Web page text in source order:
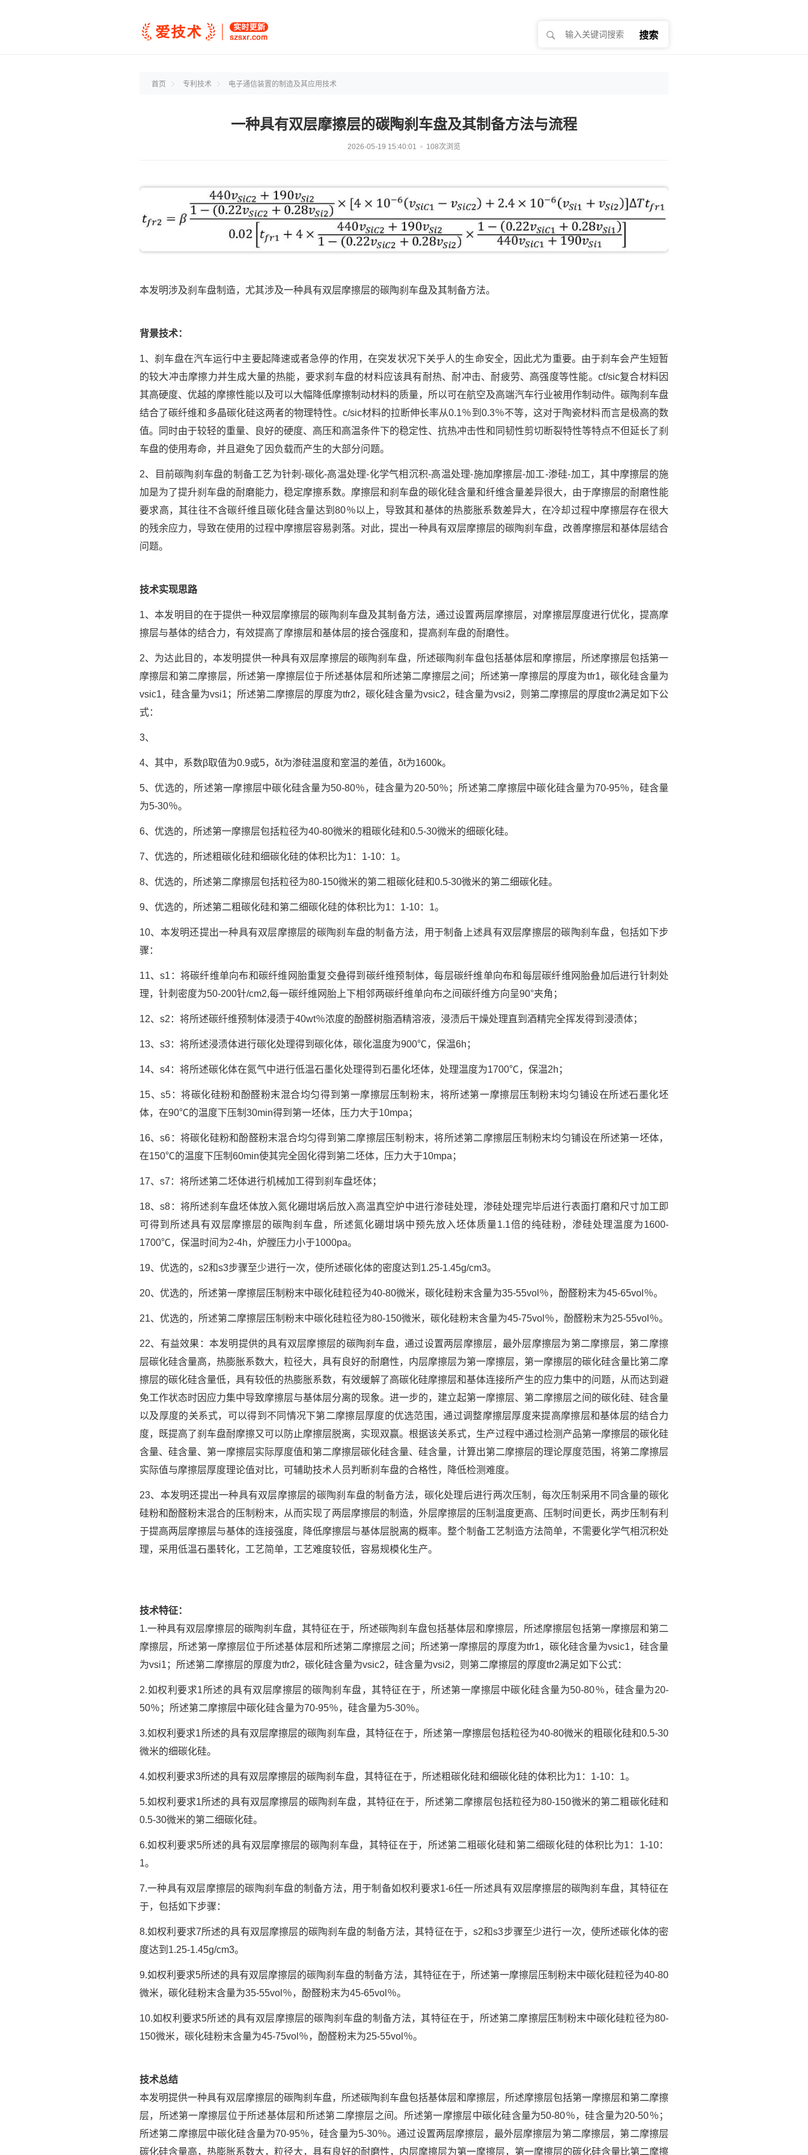
搜索
首页 专利技术 电子通信装置的制造及其应用技术
一种具有双层摩擦层的碳陶刹车盘及其制备方法与流程
2026-05-19 15:40:01 108次浏览
本发明涉及刹车盘制造，尤其涉及一种具有双层摩擦层的碳陶刹车盘及其制备方法。
背景技术：
1、刹车盘在汽车运行中主要起降速或者急停的作用，在突发状况下关乎人的生命安全，因此尤为重要。由于刹车会产生短暂
的较大冲击摩擦力并生成大量的热能，要求刹车盘的材料应该具有耐热、耐冲击、耐疲劳、高强度等性能。cf/sic复合材料因
其高硬度、优越的摩擦性能以及可以大幅降低摩擦制动材料的质量，所以可在航空及高端汽车行业被用作制动件。碳陶刹车盘
结合了碳纤维和多晶碳化硅这两者的物理特性。c/sic材料的拉断伸长率从0.1％到0.3％不等，这对于陶瓷材料而言是极高的数
值。同时由于较轻的重量、良好的硬度、高压和高温条件下的稳定性、抗热冲击性和同韧性剪切断裂特性等特点不但延长了刹
车盘的使用寿命，并且避免了因负载而产生的大部分问题。
2、目前碳陶刹车盘的制备工艺为针刺-碳化-高温处理-化学气相沉积-高温处理-施加摩擦层-加工-渗硅-加工，其中摩擦层的施
加是为了提升刹车盘的耐磨能力，稳定摩擦系数。摩擦层和刹车盘的碳化硅含量和纤维含量差异很大，由于摩擦层的耐磨性能
要求高，其往往不含碳纤维且碳化硅含量达到80％以上，导致其和基体的热膨胀系数差异大，在冷却过程中摩擦层存在很大
的残余应力，导致在使用的过程中摩擦层容易剥落。对此，提出一种具有双层摩擦层的碳陶刹车盘，改善摩擦层和基体层结合
问题。
技术实现思路
1、本发明目的在于提供一种双层摩擦层的碳陶刹车盘及其制备方法，通过设置两层摩擦层，对摩擦层厚度进行优化，提高摩
擦层与基体的结合力，有效提高了摩擦层和基体层的接合强度和，提高刹车盘的耐磨性。
2、为达此目的，本发明提供一种具有双层摩擦层的碳陶刹车盘，所述碳陶刹车盘包括基体层和摩擦层，所述摩擦层包括第一
摩擦层和第二摩擦层，所述第一摩擦层位于所述基体层和所述第二摩擦层之间；所述第一摩擦层的厚度为tfr1，碳化硅含量为
vsic1，硅含量为vsi1；所述第二摩擦层的厚度为tfr2，碳化硅含量为vsic2，硅含量为vsi2，则第二摩擦层的厚度tfr2满足如下公
式：
3、
4、其中，系数β取值为0.9或5，δt为渗硅温度和室温的差值，δt为1600k。
5、优选的，所述第一摩擦层中碳化硅含量为50-80％，硅含量为20-50％；所述第二摩擦层中碳化硅含量为70-95％，硅含量
为5-30％。
6、优选的，所述第一摩擦层包括粒径为40-80微米的粗碳化硅和0.5-30微米的细碳化硅。
7、优选的，所述粗碳化硅和细碳化硅的体积比为1：1-10：1。
8、优选的，所述第二摩擦层包括粒径为80-150微米的第二粗碳化硅和0.5-30微米的第二细碳化硅。
9、优选的，所述第二粗碳化硅和第二细碳化硅的体积比为1：1-10：1。
10、本发明还提出一种具有双层摩擦层的碳陶刹车盘的制备方法，用于制备上述具有双层摩擦层的碳陶刹车盘，包括如下步
骤：
11、s1：将碳纤维单向布和碳纤维网胎重复交叠得到碳纤维预制体，每层碳纤维单向布和每层碳纤维网胎叠加后进行针刺处
理，针刺密度为50-200针/cm2,每一碳纤维网胎上下相邻两碳纤维单向布之间碳纤维方向呈90°夹角；
12、s2：将所述碳纤维预制体浸渍于40wt％浓度的酚醛树脂酒精溶液，浸渍后干燥处理直到酒精完全挥发得到浸渍体；
13、s3：将所述浸渍体进行碳化处理得到碳化体，碳化温度为900℃，保温6h；
14、s4：将所述碳化体在氮气中进行低温石墨化处理得到石墨化坯体，处理温度为1700℃，保温2h；
15、s5：将碳化硅粉和酚醛粉末混合均匀得到第一摩擦层压制粉末，将所述第一摩擦层压制粉末均匀铺设在所述石墨化坯
体，在90℃的温度下压制30min得到第一坯体，压力大于10mpa；
16、s6：将碳化硅粉和酚醛粉末混合均匀得到第二摩擦层压制粉末，将所述第二摩擦层压制粉末均匀铺设在所述第一坯体，
在150℃的温度下压制60min使其完全固化得到第二坯体，压力大于10mpa；
17、s7：将所述第二坯体进行机械加工得到刹车盘坯体；
18、s8：将所述刹车盘坯体放入氮化硼坩埚后放入高温真空炉中进行渗硅处理，渗硅处理完毕后进行表面打磨和尺寸加工即
可得到所述具有双层摩擦层的碳陶刹车盘，所述氮化硼坩埚中预先放入坯体质量1.1倍的纯硅粉，渗硅处理温度为1600-
1700℃，保温时间为2-4h，炉膛压力小于1000pa。
19、优选的，s2和s3步骤至少进行一次，使所述碳化体的密度达到1.25-1.45g/cm3。
20、优选的，所述第一摩擦层压制粉末中碳化硅粒径为40-80微米，碳化硅粉末含量为35-55vol％，酚醛粉末为45-65vol％。
21、优选的，所述第二摩擦层压制粉末中碳化硅粒径为80-150微米，碳化硅粉末含量为45-75vol％，酚醛粉末为25-55vol％。
22、有益效果：本发明提供的具有双层摩擦层的碳陶刹车盘，通过设置两层摩擦层，最外层摩擦层为第二摩擦层，第二摩擦
层碳化硅含量高，热膨胀系数大，粒径大，具有良好的耐磨性，内层摩擦层为第一摩擦层，第一摩擦层的碳化硅含量比第二摩
擦层的碳化硅含量低，具有较低的热膨胀系数，有效缓解了高碳化硅摩擦层和基体连接所产生的应力集中的问题，从而达到避
免工作状态时因应力集中导致摩擦层与基体层分离的现象。进一步的，建立起第一摩擦层、第二摩擦层之间的碳化硅、硅含量
以及厚度的关系式，可以得到不同情况下第二摩擦层厚度的优选范围，通过调整摩擦层厚度来提高摩擦层和基体层的结合力
度，既提高了刹车盘耐摩擦又可以防止摩擦层脱离，实现双赢。根据该关系式，生产过程中通过检测产品第一摩擦层的碳化硅
含量、硅含量、第一摩擦层实际厚度值和第二摩擦层碳化硅含量、硅含量，计算出第二摩擦层的理论厚度范围，将第二摩擦层
实际值与摩擦层厚度理论值对比，可辅助技术人员判断刹车盘的合格性，降低检测难度。
23、本发明还提出一种具有双层摩擦层的碳陶刹车盘的制备方法，碳化处理后进行两次压制，每次压制采用不同含量的碳化
硅粉和酚醛粉末混合的压制粉末，从而实现了两层摩擦层的制造，外层摩擦层的压制温度更高、压制时间更长，两步压制有利
于提高两层摩擦层与基体的连接强度，降低摩擦层与基体层脱离的概率。整个制备工艺制造方法简单，不需要化学气相沉积处
理，采用低温石墨转化，工艺简单，工艺难度较低，容易规模化生产。
技术特征：
1.一种具有双层摩擦层的碳陶刹车盘，其特征在于，所述碳陶刹车盘包括基体层和摩擦层，所述摩擦层包括第一摩擦层和第二
摩擦层，所述第一摩擦层位于所述基体层和所述第二摩擦层之间；所述第一摩擦层的厚度为tfr1，碳化硅含量为vsic1，硅含量
为vsi1；所述第二摩擦层的厚度为tfr2，碳化硅含量为vsic2，硅含量为vsi2，则第二摩擦层的厚度tfr2满足如下公式：
2.如权利要求1所述的具有双层摩擦层的碳陶刹车盘，其特征在于，所述第一摩擦层中碳化硅含量为50-80％，硅含量为20-
50％；所述第二摩擦层中碳化硅含量为70-95％，硅含量为5-30％。
3.如权利要求1所述的具有双层摩擦层的碳陶刹车盘，其特征在于，所述第一摩擦层包括粒径为40-80微米的粗碳化硅和0.5-30
微米的细碳化硅。
4.如权利要求3所述的具有双层摩擦层的碳陶刹车盘，其特征在于，所述粗碳化硅和细碳化硅的体积比为1：1-10：1。
5.如权利要求1所述的具有双层摩擦层的碳陶刹车盘，其特征在于，所述第二摩擦层包括粒径为80-150微米的第二粗碳化硅和
0.5-30微米的第二细碳化硅。
6.如权利要求5所述的具有双层摩擦层的碳陶刹车盘，其特征在于，所述第二粗碳化硅和第二细碳化硅的体积比为1：1-10：
1。
7.一种具有双层摩擦层的碳陶刹车盘的制备方法，用于制备如权利要求1-6任一所述具有双层摩擦层的碳陶刹车盘，其特征在
于，包括如下步骤：
8.如权利要求7所述的具有双层摩擦层的碳陶刹车盘的制备方法，其特征在于，s2和s3步骤至少进行一次，使所述碳化体的密
度达到1.25-1.45g/cm3。
9.如权利要求5所述的具有双层摩擦层的碳陶刹车盘的制备方法，其特征在于，所述第一摩擦层压制粉末中碳化硅粒径为40-80
微米，碳化硅粉末含量为35-55vol％，酚醛粉末为45-65vol％。
10.如权利要求5所述的具有双层摩擦层的碳陶刹车盘的制备方法，其特征在于，所述第二摩擦层压制粉末中碳化硅粒径为80-
150微米，碳化硅粉末含量为45-75vol％，酚醛粉末为25-55vol％。
技术总结
本发明提供一种具有双层摩擦层的碳陶刹车盘，所述碳陶刹车盘包括基体层和摩擦层，所述摩擦层包括第一摩擦层和第二摩擦
层，所述第一摩擦层位于所述基体层和所述第二摩擦层之间。所述第一摩擦层中碳化硅含量为50‑80％，硅含量为20‑50％；
所述第二摩擦层中碳化硅含量为70‑95％，硅含量为5‑30％。通过设置两层摩擦层，最外层摩擦层为第二摩擦层，第二摩擦层
碳化硅含量高，热膨胀系数大，粒径大，具有良好的耐磨性，内层摩擦层为第一摩擦层，第一摩擦层的碳化硅含量比第二摩擦